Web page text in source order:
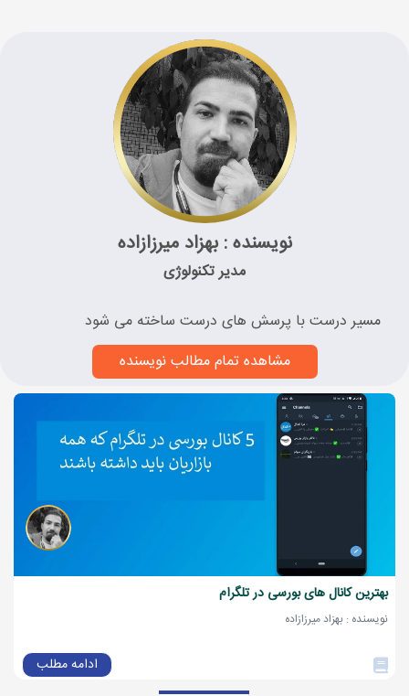
نویسنده : بهزاد میرزازاده
مدیر تکنولوژی
مسیر درست با پرسش های درست ساخته می شود
مشاهده تمام مطالب نویسنده
بهترین کانال های بورسی در تلگرام
نویسنده : بهزاد میرزازاده
ادامه مطلب